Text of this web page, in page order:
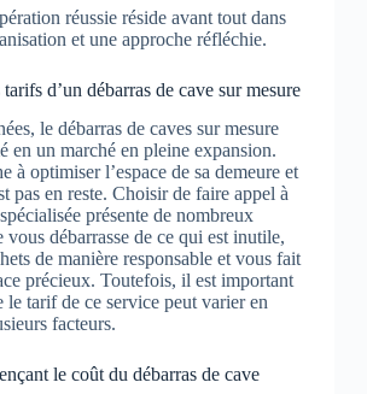
réussie réside avant tout dans
et une approche réfléchie.
d’un débarras de cave sur mesure
le débarras de caves sur mesure
en un marché en pleine expansion.
à optimiser l’espace de sa demeure et
pas en reste. Choisir de faire appel à
présente de nombreux
vous débarrasse de ce qui est inutile,
de manière responsable et vous fait
précieux. Toutefois, il est important
le tarif de ce service peut varier en
facteurs.
le coût du débarras de cave